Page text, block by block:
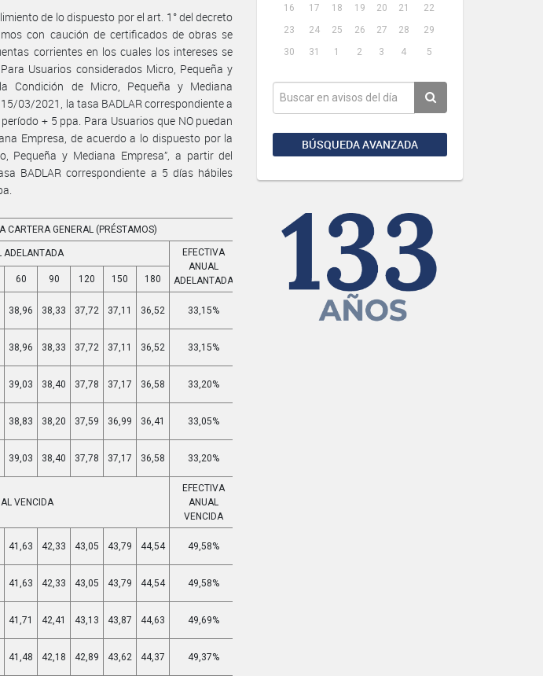
16 17 18 19 20 21
22
23
24 25 26 27 28
29
30
31 1 2 3 4 5
BÚSQUEDA AVANZADA
de lo dispuesto por el art. 1° del decreto
con caución de certificados de obras se
corrientes en los cuales los intereses se
Usuarios considerados Micro, Pequeña y
Condición de Micro, Pequeña y Mediana
03/2021, la tasa BADLAR correspondiente a
+ 5 ppa. Para Usuarios que NO puedan
Empresa, de acuerdo a lo dispuesto por la
Pequeña y Mediana Empresa”, a partir del
BADLAR correspondiente a 5 días hábiles
CARTERA GENERAL (PRÉSTAMOS)
ADELANTADA
EFECTIVA
ANUAL
ADELANTADA
ADELANTADA
60 90 120 150 180
38,96 38,33 37,72 37,11 36,52 33,15%
38,96 38,33 37,72 37,11 36,52 33,15%
39,03 38,40 37,78 37,17 36,58 33,20%
38,83 38,20 37,59 36,99 36,41 33,05%
39,03 38,40 37,78 37,17 36,58 33,20%
VENCIDA
EFECTIVA
ANUAL
VENCIDA
41,63 42,33 43,05 43,79 44,54 49,58%
41,63 42,33 43,05 43,79 44,54 49,58%
41,71 42,41 43,13 43,87 44,63 49,69%
41,48 42,18 42,89 43,62 44,37 49,37%